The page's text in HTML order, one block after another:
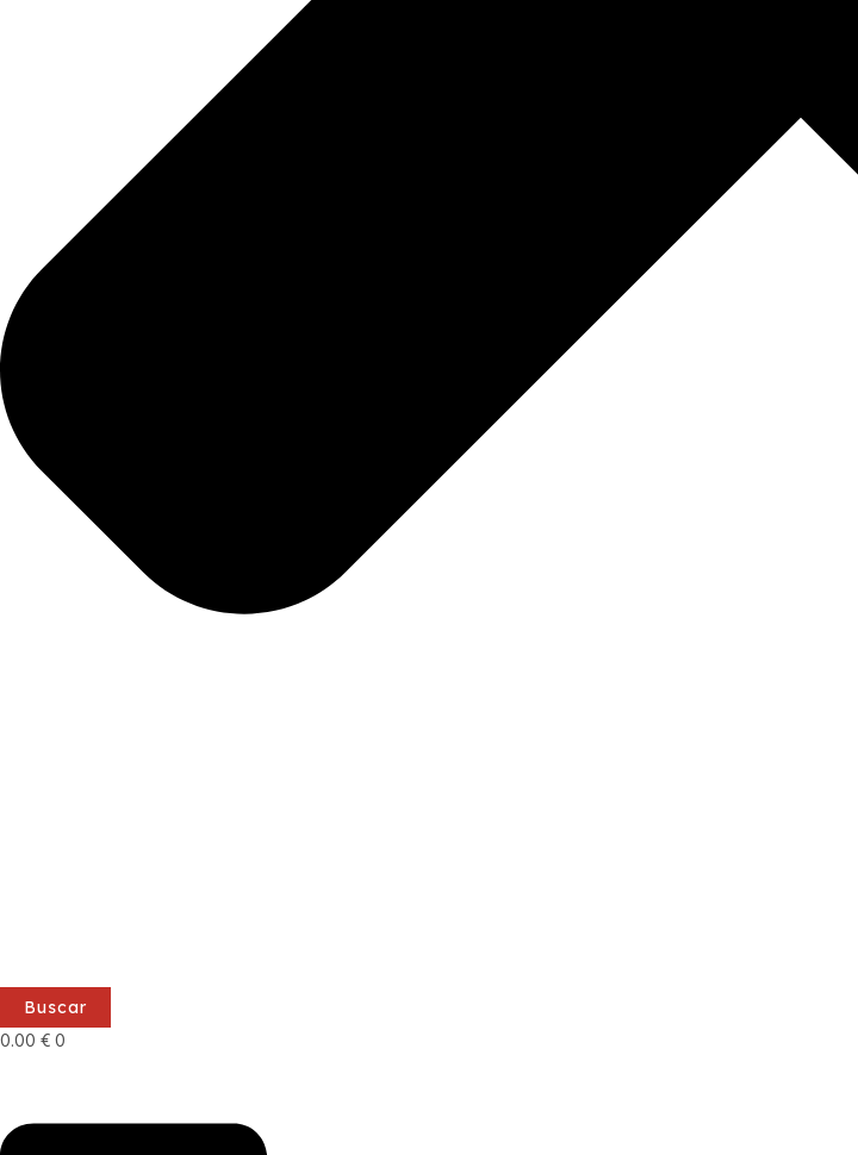
Buscar
0.00 €0